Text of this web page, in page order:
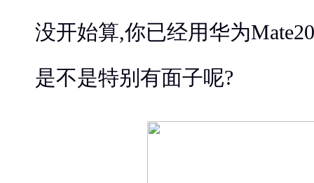
没开始算,你已经用华为
是不是特别有面子呢?